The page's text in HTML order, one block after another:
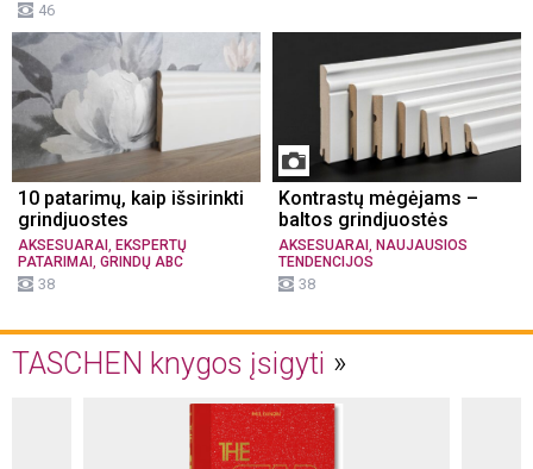
46
10 patarimų, kaip išsirinkti
grindjuostes
AKSESUARAI EKSPERTŲ
PATARIMAI GRINDŲ ABC
38
Kontrastų mėgėjams –
baltos grindjuostės
AKSESUARAI NAUJAUSIOS
TENDENCIJOS
38
TASCHEN knygos įsigyti